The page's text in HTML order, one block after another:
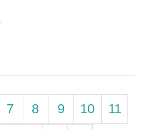
7 8 9 10
11